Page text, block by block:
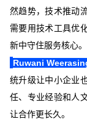
然趋势，技术推动
需要用技术工具优
新中守住服务核心。
Ruwani
统升级让中小企业
任、专业经验和人
让合作更长久。